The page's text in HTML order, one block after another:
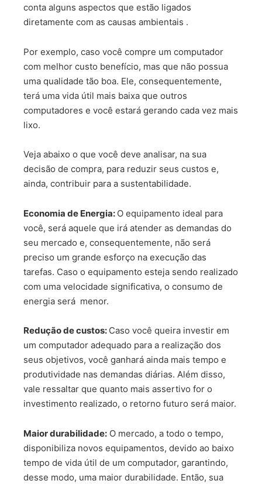
conta alguns aspectos que estão ligados
diretamente com as causas ambientais .
Por exemplo, caso você compre um computador
com melhor custo benefício, mas que não possua
uma qualidade tão boa. Ele, consequentemente,
terá uma vida útil mais baixa que outros
computadores e você estará gerando cada vez mais
lixo.
Veja abaixo o que você deve analisar, na sua
decisão de compra, para reduzir seus custos e,
ainda, contribuir para a sustentabilidade.
Economia de Energia: O equipamento ideal para
você, será aquele que irá atender as demandas do
seu mercado e, consequentemente, não será
preciso um grande esforço na execução das
tarefas. Caso o equipamento esteja sendo realizado
com uma velocidade significativa, o consumo de
energia será menor.
Redução de custos: Caso você queira investir em
um computador adequado para a realização dos
seus objetivos, você ganhará ainda mais tempo e
produtividade nas demandas diárias. Além disso,
vale ressaltar que quanto mais assertivo for o
investimento realizado, o retorno futuro será maior.
Maior durabilidade: O mercado, a todo o tempo,
disponibiliza novos equipamentos, devido ao baixo
tempo de vida útil de um computador, garantindo,
desse modo, uma maior durabilidade. Então, sua